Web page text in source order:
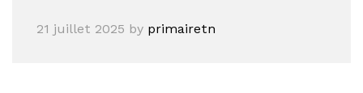
21 juillet 2025 by primairetn